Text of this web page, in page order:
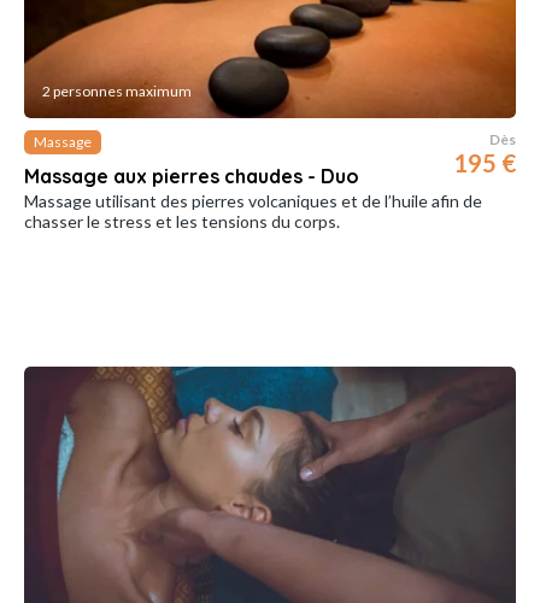
2 personnes maximum
Massage
Massage aux pierres chaudes - Duo
Dès
195 €
Massage utilisant des pierres volcaniques et de l’huile afin de
chasser le stress et les tensions du corps.